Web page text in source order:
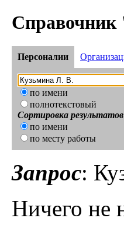
Справочник
Персоналии
по имени
полнотекстовый
Сортировка результатов
по имени
по месту работы
Запрос:
Ничего не